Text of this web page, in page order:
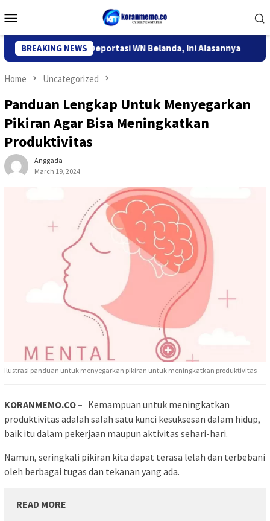
to
Menu
BREAKING NEWS
Kediri Deportasi WN Belanda, Ini Alasannya 9 Desa
Home Uncategorized
Panduan Lengkap Untuk Menyegarkan
Pikiran Agar Bisa Meningkatkan
Produktivitas
Anggada
March 19, 2024
Ilustrasi panduan untuk menyegarkan pikiran untuk meningkatkan produktivitas
KORANMEMO.CO – Kemampuan untuk meningkatkan
produktivitas adalah salah satu kunci kesuksesan dalam hidup,
baik itu dalam pekerjaan maupun aktivitas sehari-hari.
Namun, seringkali pikiran kita dapat terasa lelah dan terbebani
oleh berbagai tugas dan tekanan yang ada.
READ MORE